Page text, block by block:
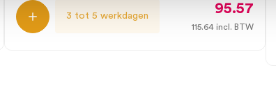
3 tot 5 werkdagen 95.57
115.64incl. BTW